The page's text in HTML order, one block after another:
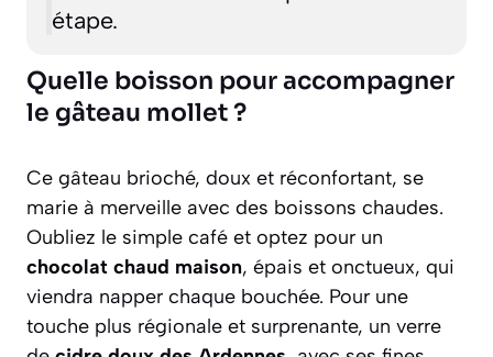
étape.
Quelle boisson pour accompagner
le gâteau mollet ?
Ce gâteau brioché, doux et réconfortant, se
marie à merveille avec des boissons chaudes.
Oubliez le simple café et optez pour un
chocolat chaud maison, épais et onctueux, qui
viendra napper chaque bouchée. Pour une
touche plus régionale et surprenante, un verre